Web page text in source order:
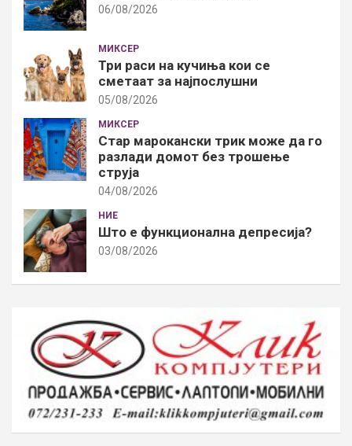
06/08/2026
МИКСЕР
Три раси на кучиња кои се
сметаат за најпослушни
05/08/2026
МИКСЕР
Стар марокански трик може да го
разлади домот без трошење
струја
04/08/2026
НИЕ
Што е функционална депресија?
03/08/2026